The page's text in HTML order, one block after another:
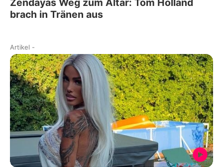
Zendayas Weg zum Altar: Tom Holland
brach in Tränen aus
Artikel -